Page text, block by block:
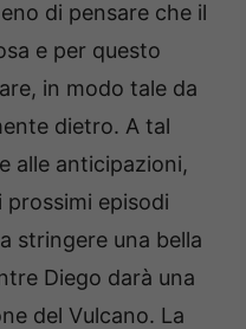
di pensare che il
e per questo
in modo tale da
dietro. A tal
alle anticipazioni,
prossimi episodi
stringere una bella
Diego darà una
del Vulcano. La